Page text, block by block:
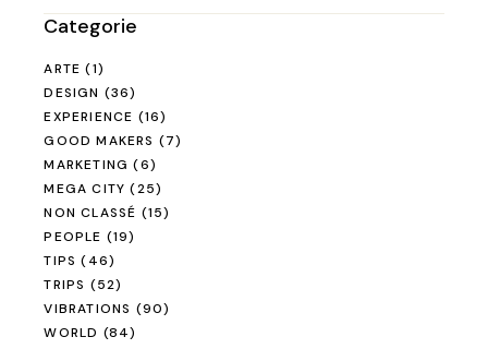
Categorie
ARTE (1)
DESIGN (36)
EXPERIENCE (16)
GOOD MAKERS (7)
MARKETING (6)
MEGA CITY (25)
NON CLASSÉ (15)
PEOPLE (19)
TIPS (46)
TRIPS (52)
VIBRATIONS (90)
WORLD (84)